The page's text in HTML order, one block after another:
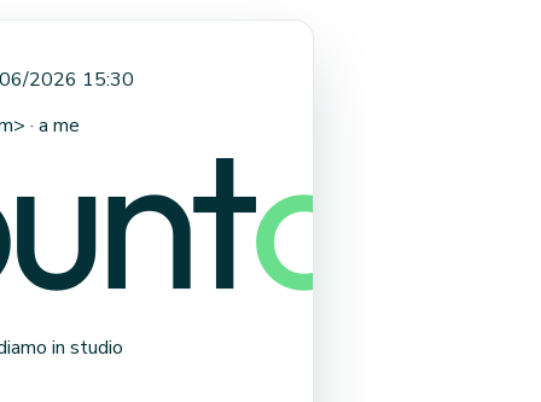
2026 15:30
> · a me
in studio